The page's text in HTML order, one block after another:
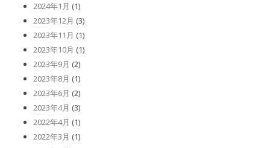
2024年1月 (1)
2023年12月 (3)
2023年11月 (1)
2023年10月 (1)
2023年9月 (2)
2023年8月 (1)
2023年6月 (2)
2023年4月 (3)
2022年4月 (1)
2022年3月 (1)